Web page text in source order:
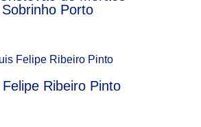
Sobrinho Porto
Felipe Ribeiro Pinto